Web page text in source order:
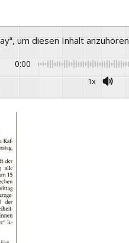
um diesen Inhalt anzuhören
0:00
1x